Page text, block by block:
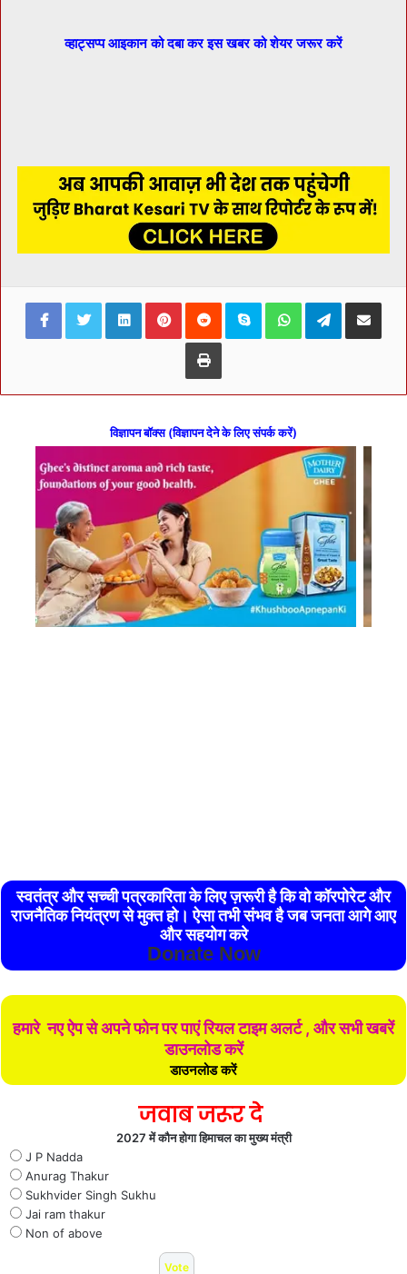
व्हाट्सप्प आइकान को दबा कर इस खबर को शेयर जरूर करें
FacebookTwitterLinkedInPinterestReddit Skype WhatsAppTelegramShare via
Print
विज्ञापन बॉक्स (विज्ञापन देने के लिए संपर्क करें)
स्वतंत्र और सच्ची पत्रकारिता के लिए ज़रूरी है कि वो कॉरपोरेट और
राजनैतिक नियंत्रण से मुक्त हो। ऐसा तभी संभव है जब जनता आगे आए
और सहयोग करे
Donate Now
हमारे नए ऐप से अपने फोन पर पाएं रियल टाइम अलर्ट , और सभी खबरें
डाउनलोड करें
डाउनलोड करें
जवाब जरूर दे
2027 में कौन होगा हिमाचल का मुख्य मंत्री
J P Nadda
Anurag Thakur
Sukhvider Singh Sukhu
Jai ram thakur
Non of above